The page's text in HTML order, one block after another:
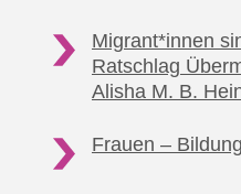
Migrant*innen
Ratschlag
Alisha M. B.
Frauen – Bildung